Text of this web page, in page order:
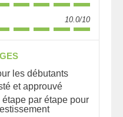
10.0/10
les débutants
et approuvé
par étape pour